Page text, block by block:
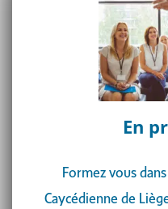
En
Formez vous
Caycédienne de